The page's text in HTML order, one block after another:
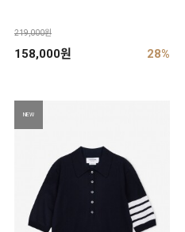
219,000원
158,000원 28%
NEW